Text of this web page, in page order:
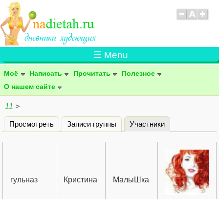
☰ Menu
Моё Написать Прочитать
Полезное
О нашем сайте
11 >
Главные вкладки
Просмотреть Записи группы Участники
гульназ Кристина МалыШка